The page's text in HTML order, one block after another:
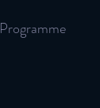
Programme